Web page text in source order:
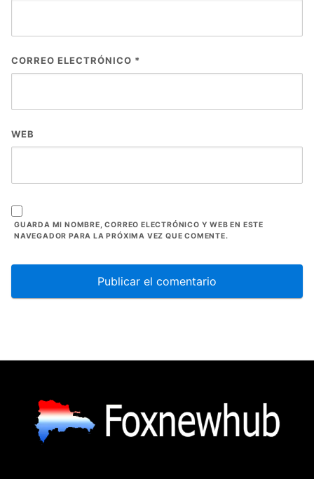
CORREO ELECTRÓNICO *
WEB
GUARDA MI NOMBRE, CORREO ELECTRÓNICO Y WEB EN ESTE
NAVEGADOR PARA LA PRÓXIMA VEZ QUE COMENTE.